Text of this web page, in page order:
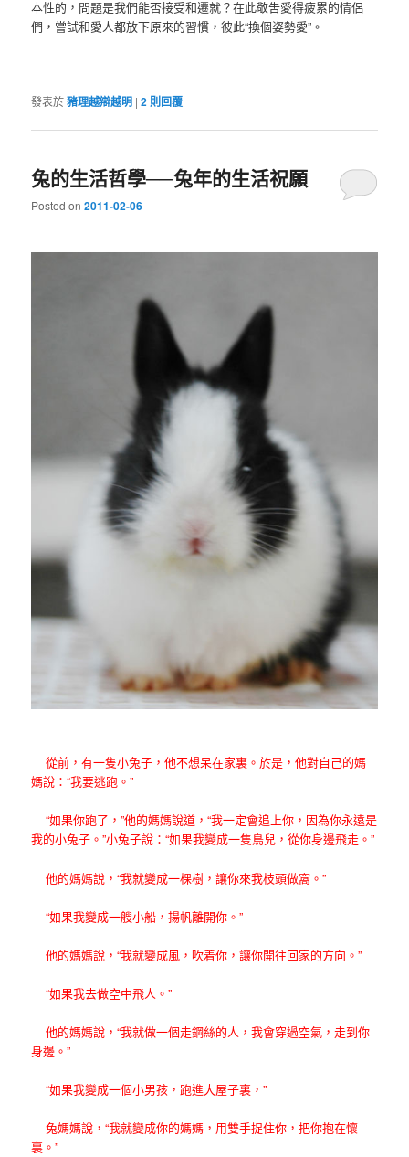
本性的，問題是我們能否接受和遷就？在此敬吿愛得疲累的情侶
們，嘗試和愛人都放下原來的習慣，彼此“換個姿勢愛”。
發表於豬理越辯越明 |2則回覆
兔的生活哲學──兔年的生活祝願
Posted on2011-02-06
從前，有一隻小兔子，他不想呆在家裏。於是，他對自己的媽
媽說：“我要逃跑。”
“如果你跑了，”他的媽媽說道，“我一定會追上你，因為你永遠是
我的小兔子。”小兔子說：“如果我變成一隻鳥兒，從你身邊飛走。”
他的媽媽說，“我就變成一棵樹，讓你來我枝頭做窩。”
“如果我變成一艘小船，揚帆離開你。”
他的媽媽說，“我就變成風，吹着你，讓你開往回家的方向。”
“如果我去做空中飛人。”
他的媽媽說，“我就做一個走鋼絲的人，我會穿過空氣，走到你
身邊。”
“如果我變成一個小男孩，跑進大屋子裏，”
兔媽媽說，“我就變成你的媽媽，用雙手捉住你，把你抱在懷
裏。”